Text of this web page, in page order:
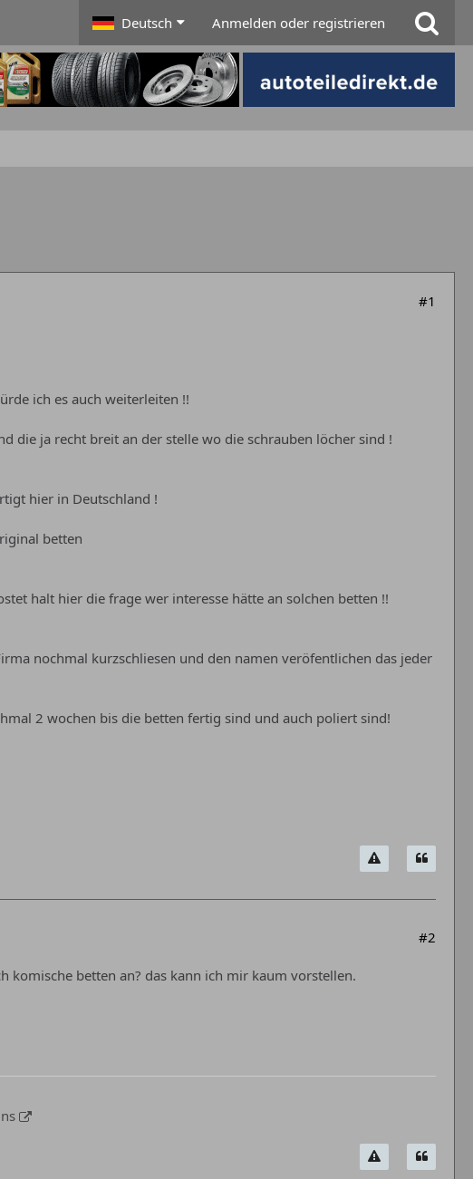
Deutsch Anmelden oder registrieren
#1
ich es auch weiterleiten !!
die ja recht breit an der stelle wo die schrauben löcher sind !
hier in Deutschland !
betten
halt hier die frage wer interesse hätte an solchen betten !!
nochmal kurzschliesen und den namen veröfentlichen das jeder
2 wochen bis die betten fertig sind und auch poliert sind!
#2
komische betten an? das kann ich mir kaum vorstellen.